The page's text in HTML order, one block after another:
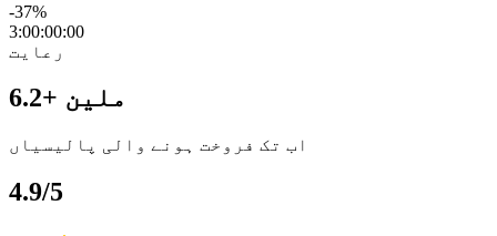
-37%
3:00:00:00
رعایت
6.2+ ملین
اب تک فروخت ہونے والی پالیسیاں
4.9/5